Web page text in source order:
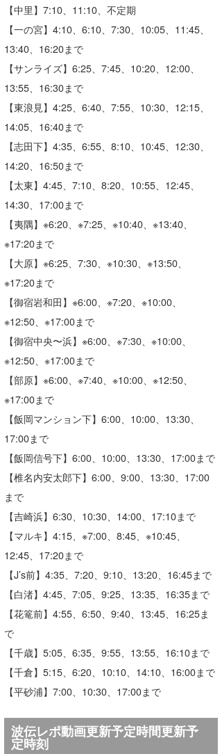
【中里】7:10、11:10、不定期
【一の宮】4:10、6:10、7:30、10:05、11:45、
13:40、16:20まで
【サンライズ】6:25、7:45、10:20、12:00、
13:55、16:30まで
【東浪見】4:25、6:40、7:55、10:30、12:15、
14:05、16:40まで
【志田下】4:35、6:55、8:10、10:45、12:30、
14:20、16:50まで
【太東】4:45、7:10、8:20、10:55、12:45、
14:30、17:00まで
【夷隅】※6:20、※7:25、※10:40、※13:40、
※17:20まで
【大原】※6:25、7:30、※10:30、※13:50、
※17:20まで
【御宿岩和田】※6:00、※7:20、※10:00、
※12:50、※17:00まで
【御宿中央〜浜】※6:00、※7:30、※10:00、
※12:50、※17:00まで
【部原】※6:00、※7:40、※10:00、※12:50、
※17:00まで
【飯岡マンション下】6:00、10:00、13:30、
17:00まで
【飯岡信号下】6:00、10:00、13:30、17:00まで
【椎名内安太郎下】6:00、9:00、13:30、17:00
まで
【吉崎浜】6:30、10:30、14:00、17:10まで
【マルキ】4:15、※7:00、8:45、※10:45、
12:45、17:20まで
【J’s前】4:35、7:20、9:10、13:20、16:45まで
【白渚】4:45、7:05、9:25、13:35、16:35まで
【花篭前】4:55、6:50、9:40、13:45、16:25ま
で
【千歳】5:05、6:35、9:55、13:55、16:10まで
【千倉】5:15、6:20、10:10、14:10、16:00まで
【平砂浦】7:00、10:30、17:00まで
波伝レポ動画更新予定時間更新予
定時刻
ライター/寄稿メディア
Core Surf Japan
Naoya Kimoto
mitsuteru Kamio
Yasunari Inoue
Yoshiyuki Obata
DELTA FORCE SURF
CBA Films
熊谷素子
SURFMEDIA
Colors MAGAZINE
WAVAL
波伝説アンバサダー/プロライダー
福島寿実子
中浦“JET”章
進士剛光
田原啓江
植村未来
NOBUFUKU
大野”MAR”修聖
喜納海人
☆加藤
Aichan
chan-U
ECE
G◎Da
H
KID
KOBU
KY
MIN
mitz
OYZ
S.K
VAGY
YUKI☆
たっちー
まっきー
波伝説